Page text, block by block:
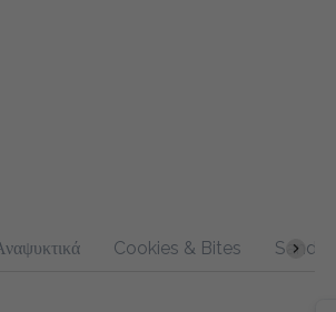
Cookies & Bites Sandwich